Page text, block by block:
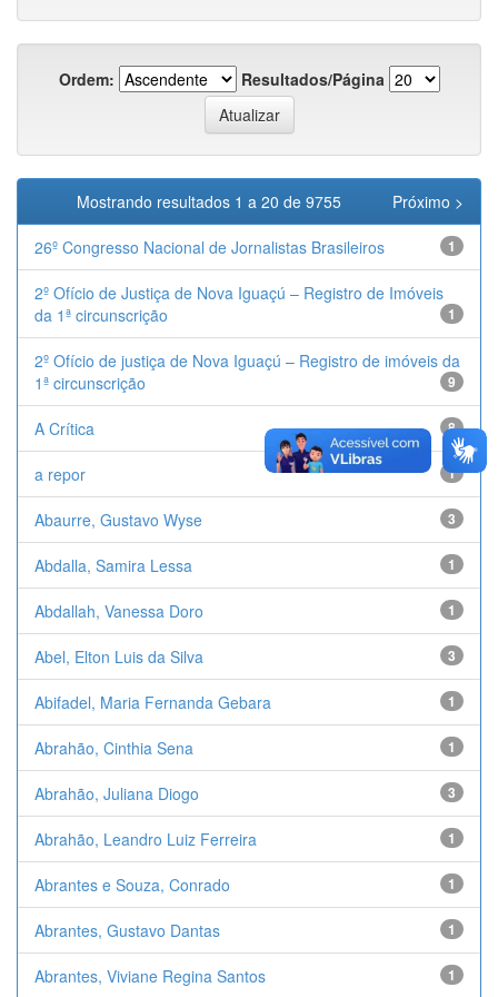
Ordem: Resultados/Página
Mostrando resultados 1 a 20 de 9755 Próximo >
26º Congresso Nacional de Jornalistas Brasileiros 1
2º Ofício de Justiça de Nova Iguaçú – Registro de Imóveis
da 1ª circunscrição
1
2º Ofício de justiça de Nova Iguaçú – Registro de imóveis da
1ª circunscrição
9
A Crítica 8
a repor 1
Abaurre, Gustavo Wyse 3
Abdalla, Samira Lessa 1
Abdallah, Vanessa Doro 1
Abel, Elton Luis da Silva 3
Abifadel, Maria Fernanda Gebara 1
Abrahão, Cinthia Sena 1
Abrahão, Juliana Diogo 3
Abrahão, Leandro Luiz Ferreira 1
Abrantes e Souza, Conrado 1
Abrantes, Gustavo Dantas 1
Abrantes, Viviane Regina Santos 1